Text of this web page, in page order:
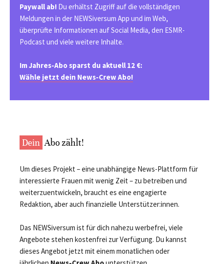
Paywall ab! Du erhältst Zugriff auf die vollständigen
Meldungen in der NEWSiversum App und im Web,
überprüfte Informationen auf Social Media, den ESMR-
Podcast und viele weitere Inhalte.
Im Jahres-Abo sparst du aktuell 12 €:
Wähle jetzt dein News-Crew Abo!
Dein Abo zählt!
Um dieses Projekt – eine unabhängige News-Plattform für
interessierte Frauen mit wenig Zeit – zu betreiben und
weiterzuentwickeln, braucht es eine engagierte
Redaktion, aber auch finanzielle Unterstützer:innen.
Das NEWSiversum ist für dich nahezu werbefrei, viele
Angebote stehen kostenfrei zur Verfügung. Du kannst
dieses Angebot jetzt mit einem monatlichen oder